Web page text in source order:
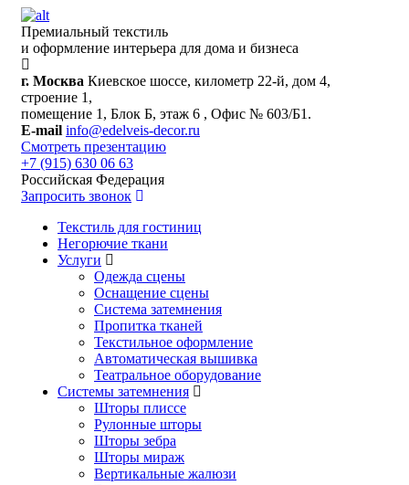
Премиальный текстиль
и оформление интерьера для дома и бизнеса
г. Москва Киевское шоссе, километр 22-й, дом 4,
строение 1,
помещение 1, Блок Б, этаж 6 , Офис № 603/Б1.
E-mail info@edelveis-decor.ru
Смотреть презентацию
+7 (915) 630 06 63
Российская Федерация
Запросить звонок
Текстиль для гостиниц
Негорючие ткани
Услуги
Одежда сцены
Оснащение сцены
Система затемнения
Пропитка тканей
Текстильное оформление
Автоматическая вышивка
Театральное оборудование
Системы затемнения
Шторы плиссе
Рулонные шторы
Шторы зебра
Шторы мираж
Вертикальные жалюзи